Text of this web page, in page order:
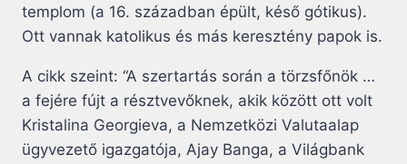
templom (a 16. században épült, késő gótikus).
Ott vannak katolikus és más keresztény papok is.
A cikk szeint: “A szertartás során a törzsfőnök …
a fejére fújt a résztvevőknek, akik között ott volt
Kristalina Georgieva, a Nemzetközi Valutaalap
ügyvezető igazgatója, Ajay Banga, a Világbank